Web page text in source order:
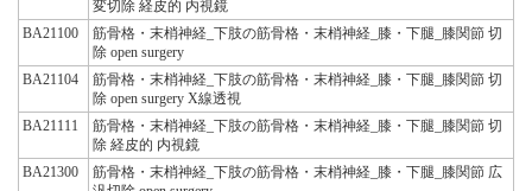
変切除 経皮的 内視鏡
BA21100
筋骨格・末梢神経_下肢の筋骨格・末梢神経_膝・下腿_膝関節 切
除 open surgery
BA21104
筋骨格・末梢神経_下肢の筋骨格・末梢神経_膝・下腿_膝関節 切
除 open surgery X線透視
BA21111
筋骨格・末梢神経_下肢の筋骨格・末梢神経_膝・下腿_膝関節 切
除 経皮的 内視鏡
BA21300
筋骨格・末梢神経_下肢の筋骨格・末梢神経_膝・下腿_膝関節 広